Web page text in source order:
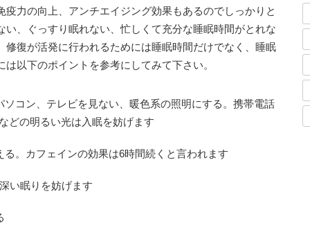
力の向上、アンチエイジング効果もあるのでしっかりと
、ぐっすり眠れない、忙しくて充分な睡眠時間がとれな
修復が活発に行われるためには睡眠時間だけでなく、睡眠
以下のポイントを参考にしてみて下さい。
コン、テレビを見ない、暖色系の照明にする。携帯電話
どの明るい光は入眠を妨げます
。カフェインの効果は6時間続くと言われます
い眠りを妨げます